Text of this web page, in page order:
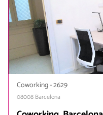
Coworking-2629
08008 Barcelona